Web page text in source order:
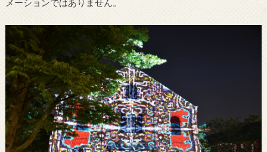
メーションではありません。